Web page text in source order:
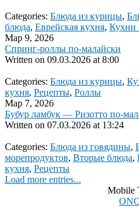
Categories: Блюда из курицы,
блюда, Еврейская кухня, Кухни
Мар 9, 2026
Спринг-роллы по-малайски
Written on 09.03.2026 at 8:00
Categories: Блюда из курицы,
кухня, Рецепты, Роллы
Мар 7, 2026
Бубур ламбук — Ризотто по-
Written on 07.03.2026 at 13:24
Categories: Блюда из говядины,
морепродуктов, Вторые блюда,
кухня, Рецепты
Load more entries...
Mobile
ON